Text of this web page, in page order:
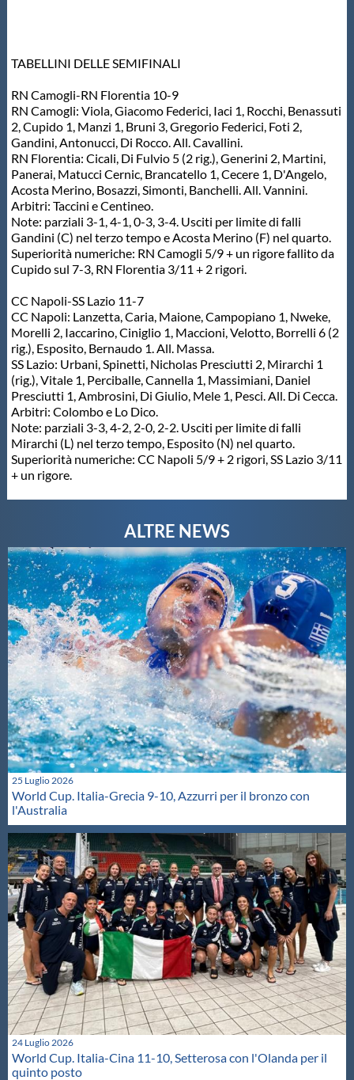
TABELLINI DELLE SEMIFINALI
RN Camogli-RN Florentia 10-9
RN Camogli: Viola, Giacomo Federici, Iaci 1, Rocchi, Benassuti
2, Cupido 1, Manzi 1, Bruni 3, Gregorio Federici, Foti 2,
Gandini, Antonucci, Di Rocco. All. Cavallini.
RN Florentia: Cicali, Di Fulvio 5 (2 rig.), Generini 2, Martini,
Panerai, Matucci Cernic, Brancatello 1, Cecere 1, D'Angelo,
Acosta Merino, Bosazzi, Simonti, Banchelli. All. Vannini.
Arbitri: Taccini e Centineo.
Note: parziali 3-1, 4-1, 0-3, 3-4. Usciti per limite di falli
Gandini (C) nel terzo tempo e Acosta Merino (F) nel quarto.
Superiorità numeriche: RN Camogli 5/9 + un rigore fallito da
Cupido sul 7-3, RN Florentia 3/11 + 2 rigori.
CC Napoli-SS Lazio 11-7
CC Napoli: Lanzetta, Caria, Maione, Campopiano 1, Nweke,
Morelli 2, Iaccarino, Ciniglio 1, Maccioni, Velotto, Borrelli 6 (2
rig.), Esposito, Bernaudo 1. All. Massa.
SS Lazio: Urbani, Spinetti, Nicholas Presciutti 2, Mirarchi 1
(rig.), Vitale 1, Perciballe, Cannella 1, Massimiani, Daniel
Presciutti 1, Ambrosini, Di Giulio, Mele 1, Pesci. All. Di Cecca.
Arbitri: Colombo e Lo Dico.
Note: parziali 3-3, 4-2, 2-0, 2-2. Usciti per limite di falli
Mirarchi (L) nel terzo tempo, Esposito (N) nel quarto.
Superiorità numeriche: CC Napoli 5/9 + 2 rigori, SS Lazio 3/11
+ un rigore.
25 Luglio 2026
World Cup. Italia-Grecia 9-10, Azzurri per il bronzo con
l'Australia
24 Luglio 2026
World Cup. Italia-Cina 11-10, Setterosa con l'Olanda per il
quinto posto